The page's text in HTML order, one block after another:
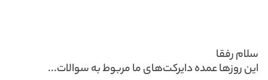
سلام رفقا
این روزها عمده دایرکت‌های ما مربوط به سوالات...